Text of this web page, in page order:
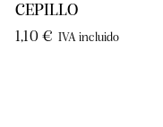
CEPILLO
1,10 € IVA incluido